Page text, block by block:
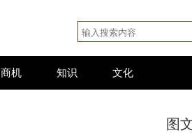
商机 知识 文化
图